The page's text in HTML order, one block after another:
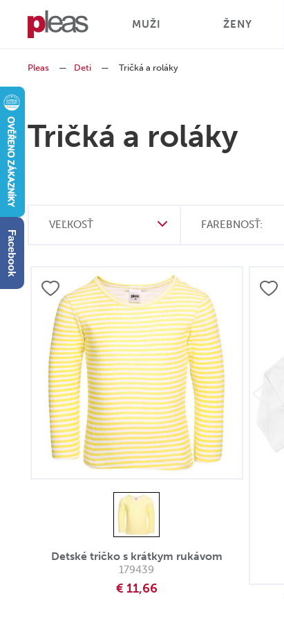
MUŽI ŽENY
Pleas — Deti — Tričká a roláky
Tričká a roláky
VEĽKOSŤ FAREBNOSŤ:
Detské tričko s krátkym rukávom
179439
€ 11,66
Facebook